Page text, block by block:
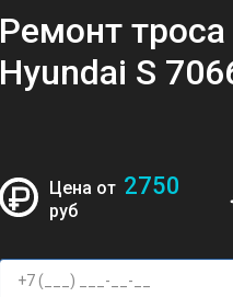
Ремонт
Hyundai S
Цена от 2750
руб